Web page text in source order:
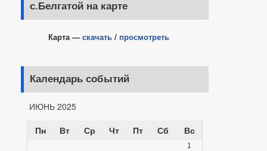
с.Белгатой на карте
Карта — скачать / просмотреть
Календарь событий
ИЮНЬ 2025
Пн
Вт Ср Чт Пт Сб Вс
1